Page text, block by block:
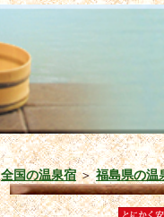
全国の温泉宿＞福島県の温